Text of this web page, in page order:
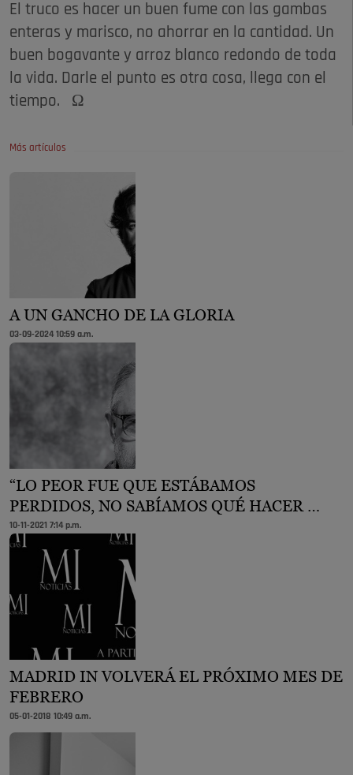
El truco es hacer un buen fume con las gambas
enteras y marisco, no ahorrar en la cantidad. Un
buen bogavante y arroz blanco redondo de toda
la vida. Darle el punto es otra cosa, llega con el
tiempo. Ω
Más artículos
A UN GANCHO DE LA GLORIA
03-09-2024 10:59 a.m.
“LO PEOR FUE QUE ESTÁBAMOS
PERDIDOS, NO SABÍAMOS QUÉ HACER …
10-11-2021 7:14 p.m.
MADRID IN VOLVERÁ EL PRÓXIMO MES DE
FEBRERO
05-01-2018 10:49 a.m.